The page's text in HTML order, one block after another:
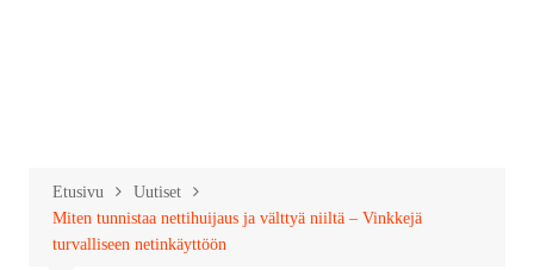
Etusivu
Uutiset
Miten tunnistaa nettihuijaus ja välttyä niiltä – Vinkkejä
turvalliseen netinkäyttöön